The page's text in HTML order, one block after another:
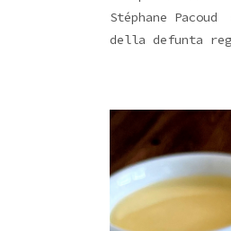
Stéphane
della defunta